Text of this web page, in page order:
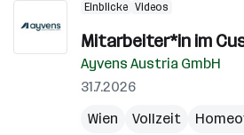
Einblicke Videos
Mitarbeiter*in im
Ayvens Austria GmbH
31.7.2026
Wien
Vollzeit